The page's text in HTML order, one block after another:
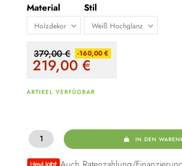
Material
Stil
379,00 € -160,00 €
219,00€
ARTIKEL VERFÜGBAR
IN DEN